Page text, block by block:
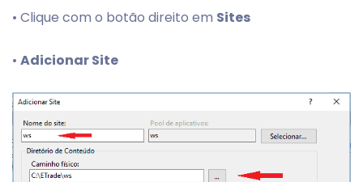
• Clique com o botão direito em Sites
• Adicionar Site